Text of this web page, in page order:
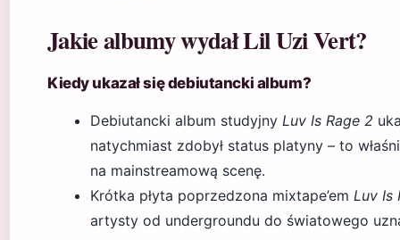
Jakie albumy wydał Lil Uzi Vert?
Kiedy ukazał się debiutancki album?
Debiutancki album studyjny Luv Is Rage 2
natychmiast zdobył status platyny – to
na mainstreamową scenę.
Krótka płyta poprzedzona mixtape’em Luv Is
artysty od undergroundu do światowego